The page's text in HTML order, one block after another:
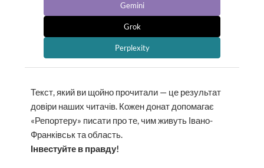
Gemini
Grok
Perplexity
Текст, який ви щойно прочитали — це результат
довіри наших читачів. Кожен донат допомагає
«Репортеру» писати про те, чим живуть Івано-
Франківськ та область.
Інвестуйте в правду!